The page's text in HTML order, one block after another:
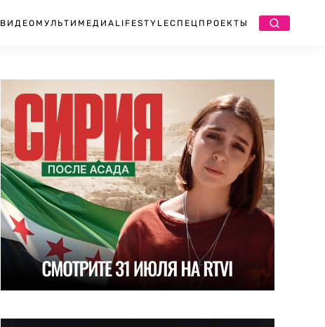
ВИДЕО МУЛЬТИМЕДИА LIFESTYLEСПЕЦПРОЕКТЫ